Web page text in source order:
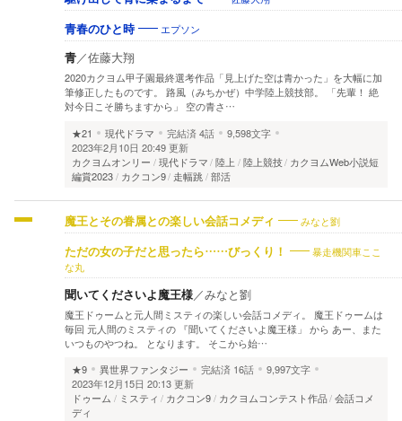
青春のひと時 エプソン
青／佐藤大翔
2020カクヨム甲子園最終選考作品「見上げた空は青かった」を大幅に加
筆修正したものです。 路風（みちかぜ）中学陸上競技部。 「先輩！ 絶
対今日こそ勝ちますから」 空の青さ…
★21
現代ドラマ 完結済4話
9,598文字
2023年2月10日 20:49 更新
カクヨムオンリー
現代ドラマ 陸上 陸上競技 カクヨムWeb小説短
編賞2023
カクコン9 走幅跳 部活
魔王とその眷属との楽しい会話コメディ みなと劉
ただの女の子だと思ったら……びっくり！
暴走機関車ここ
な丸
聞いてくださいよ魔王様／みなと劉
魔王ドゥームと元人間ミスティの楽しい会話コメディ。 魔王ドゥームは
毎回 元人間のミスティの 『聞いてくださいよ魔王様」 から あー、また
いつものやつね。 となります。 そこから始…
★9
異世界ファンタジー 完結済 16話
9,997文字
2023年12月15日 20:13 更新
ドゥーム
ミスティ カクコン9 カクヨムコンテスト作品 会話コメ
ディ